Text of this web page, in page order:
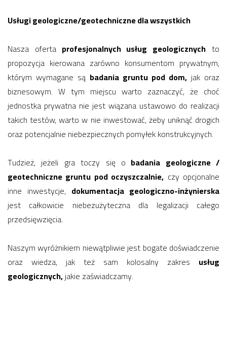
Usługi geologiczne/geotechniczne dla wszystkich
Nasza ofertaprofesjonalnych usług geologicznych to
propozycja kierowana zarówno konsumentom prywatnym,
którym wymagane są badania gruntu pod dom, jak oraz
biznesowym. W tym miejscu warto zaznaczyć, że choć
jednostka prywatna nie jest wiązana ustawowo do realizacji
takich testów, warto w nie inwestować, żeby uniknąć drogich
oraz potencjalnie niebezpiecznych pomyłek konstrukcyjnych.
Tudzież, jeżeli gra toczy się o badania geologiczne /
geotechniczne gruntu pod oczyszczalnie, czy opcjonalne
inne inwestycje, dokumentacja geologiczno-inżynierska
jest całkowicie niebezużyteczna dla legalizacji całego
przedsięwzięcia.
Naszym wyróżnikiem niewątpliwie jest bogate doświadczenie
oraz wiedza, jak też sam kolosalny zakres usług
geologicznych,jakie zaświadczamy.